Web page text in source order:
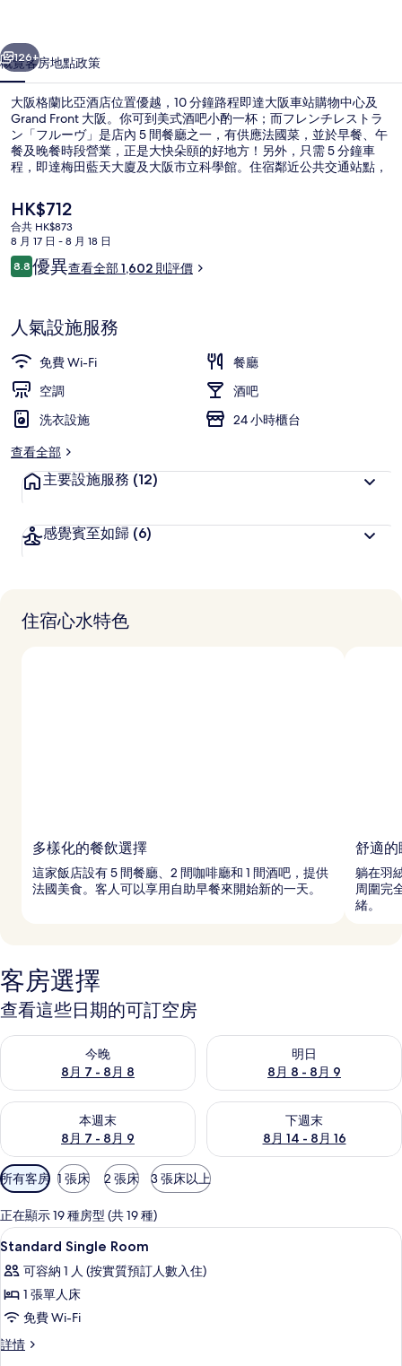
店
相
片
集
個 下一個
126+
概覽客房地點政策
大阪格蘭比亞酒店位置優越，10 分鐘路程即達大阪車站購物中心及
Grand Front 大阪。你可到美式酒吧小酌一杯；而フレンチレストラ
ン「フルーヴ」是店內 5 間餐廳之一，有供應法國菜，並於早餐、午
餐及晚餐時段營業，正是大快朵頤的好地方！另外，只需 5 分鐘車
程，即達梅田藍天大廈及大阪市立科學館。住宿鄰近公共交通站點，
受旅客推崇。
現
價
HK$712
HK$712
合共 HK$873
8 月 17 日 - 8 月 18 日
評
價
8.88.8 分，滿分 10 分，
優異查看全部 1,602 則評價
人氣設施服務
免費 Wi-Fi
餐廳
空調
酒吧
洗衣設施
24 小時櫃台
查看全部
主要設施服務 (12)
感覺賓至如歸 (6)
住宿心水特色
多樣化的餐飲選擇
這家飯店設有 5 間餐廳、2 間咖啡廳和 1 間酒吧，提供
法國美食。客人可以享用自助早餐來開始新的一天。
舒適的
躺在羽
周圍完
緒。
客房選擇
查看這些日期的可訂空房
今晚
8月 7 - 8月 8
查看今晚 8月 7 - 8月 8的可訂空房
明日
8月 8 - 8月 9
查看明日 8月 8 - 8月 9的可訂
本週末
8月 7 - 8月 9
查看本週末 8月 7 - 8月 9的可訂空房
下週末
8月 14 - 8月 16
查看下週末 8月 14 - 8月 16的
可
用
嘅
客
房
篩
選
條
所有客房 1 張床 2 張床 3 張床以上
正在顯示 19 種房型 (共 19 種)
載
入
所
有
Standard
Single
高級寢具、羽絨被、遮光窗簾/窗簾、
1
Standard Single Room
可容納 1 人 (按實質預訂人數入住)
1 張單人床
免費 Wi-Fi
詳情
Standard